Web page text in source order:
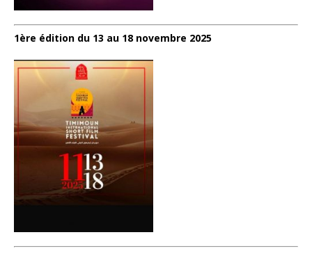
1ère édition du 13 au 18 novembre 2025